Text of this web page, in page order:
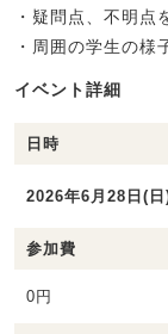
・疑問点、不明点
・周囲の学生の様
イベント詳細
日時
2026年6月28日(
参加費
0円